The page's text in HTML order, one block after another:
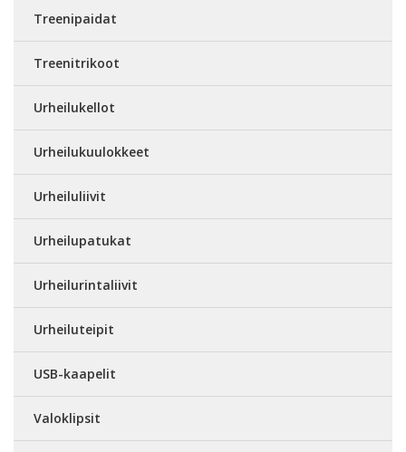
Treenipaidat
Treenitrikoot
Urheilukellot
Urheilukuulokkeet
Urheiluliivit
Urheilupatukat
Urheilurintaliivit
Urheiluteipit
USB-kaapelit
Valoklipsit